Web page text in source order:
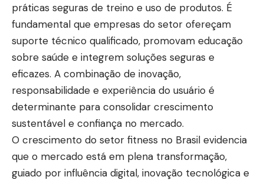
práticas seguras de treino e uso de produtos. É
fundamental que empresas do setor ofereçam
suporte técnico qualificado, promovam educação
sobre saúde e integrem soluções seguras e
eficazes. A combinação de inovação,
responsabilidade e experiência do usuário é
determinante para consolidar crescimento
sustentável e confiança no mercado.
O crescimento do setor fitness no Brasil evidencia
que o mercado está em plena transformação,
guiado por influência digital, inovação tecnológica e